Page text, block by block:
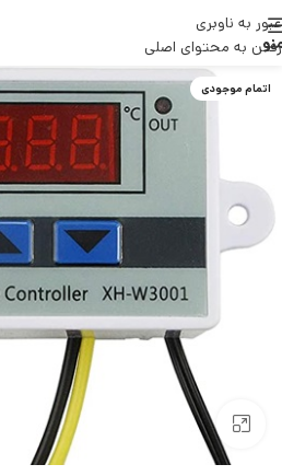
عبور به ناوبری
رفتن به محتوای اصلی
اتمام موجودی
بزرگنمایی تصویر